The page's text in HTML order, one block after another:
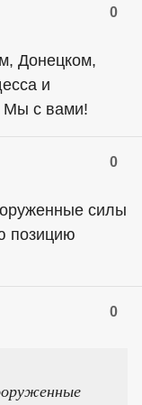
0
Донецком,
и
Мы с вами!
0
силы
позицию
0